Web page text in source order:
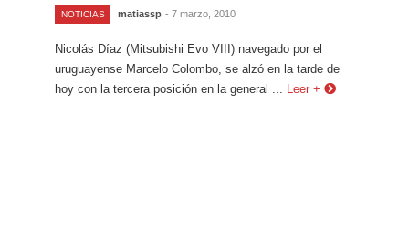
NOTICIAS matiassp - 7 marzo, 2010
Nicolás Díaz (Mitsubishi Evo VIII) navegado por el
uruguayense Marcelo Colombo, se alzó en la tarde de
hoy con la tercera posición en la general ...
Leer +